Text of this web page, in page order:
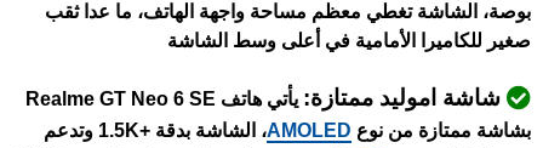
بوصة، الشاشة تغطي معظم مساحة واجهة الهاتف، ما عدا ثقب
صغير للكاميرا الأمامية في أعلى وسط الشاشة
شاشة اموليد ممتازة: يأتي
هاتف Realme GT Neo 6 SE
بشاشة ممتازة من نوع AMOLED
، الشاشة بدقة +1.5K وتدعم